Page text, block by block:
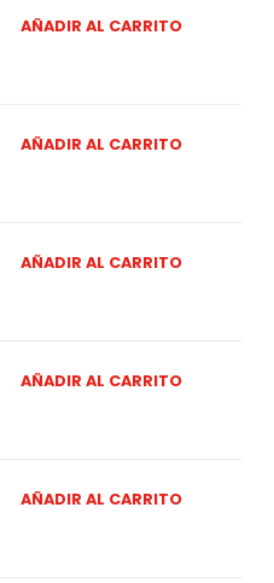
AÑADIR AL CARRITO
AÑADIR AL CARRITO
AÑADIR AL CARRITO
AÑADIR AL CARRITO
AÑADIR AL CARRITO